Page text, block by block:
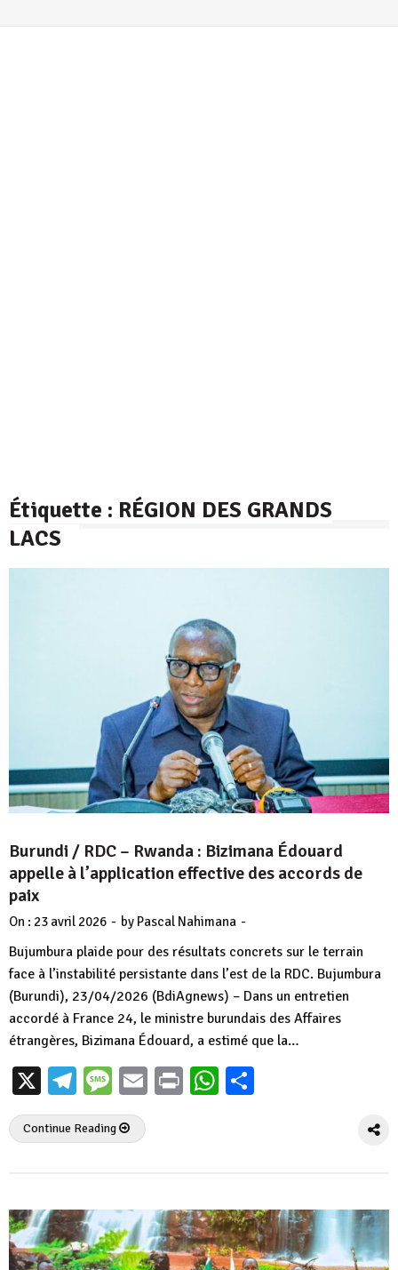
Étiquette : RÉGION DES GRANDS
LACS
Burundi / RDC – Rwanda : Bizimana Édouard
appelle à l’application effective des accords de
paix
On : 23 avril 2026 - by Pascal Nahimana -
Bujumbura plaide pour des résultats concrets sur le terrain
face à l’instabilité persistante dans l’est de la RDC. Bujumbura
(Burundi), 23/04/2026 (BdiAgnews) – Dans un entretien
accordé à France 24, le ministre burundais des Affaires
étrangères, Bizimana Édouard, a estimé que la…
X Telegram
Message
EmailPrintWhatsApp
Continue Reading